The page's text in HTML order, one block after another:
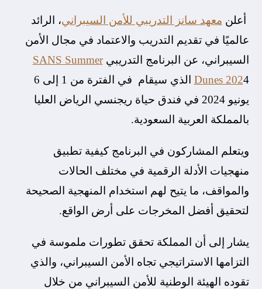
أعلن معهد سانز التدريبي للأمن السيبراني، الرائد
عالميًا في تقديم التدريب والاعتماد في مجال الأمن
السيبراني، عن البرنامج التدريبيSANS Summer
Dunes 202
4 الذي سيقام في الفترة من 1 إلى 6
يونيو 2024 في فندق حياة ريجنسي الرياض العليا
بالمملكة العربية السعودية.
ويتعلم المشاركون في البرنامج كيفية تطبيق
منهجيات الأدلة الرقمية في مختلف الحالات
والمواقف، ما يتيح لهم استخدام المنهجية الصحيحة
لتحقيق أفضل المخرجات على أرض الواقع.
يشار إلى أن المملكة تحقق تطورات ملموسة في
التزامها الاستراتيجي تجاه الأمن السيبراني، والذي
تقوده الهيئة الوطنية للأمن السيبراني من خلال